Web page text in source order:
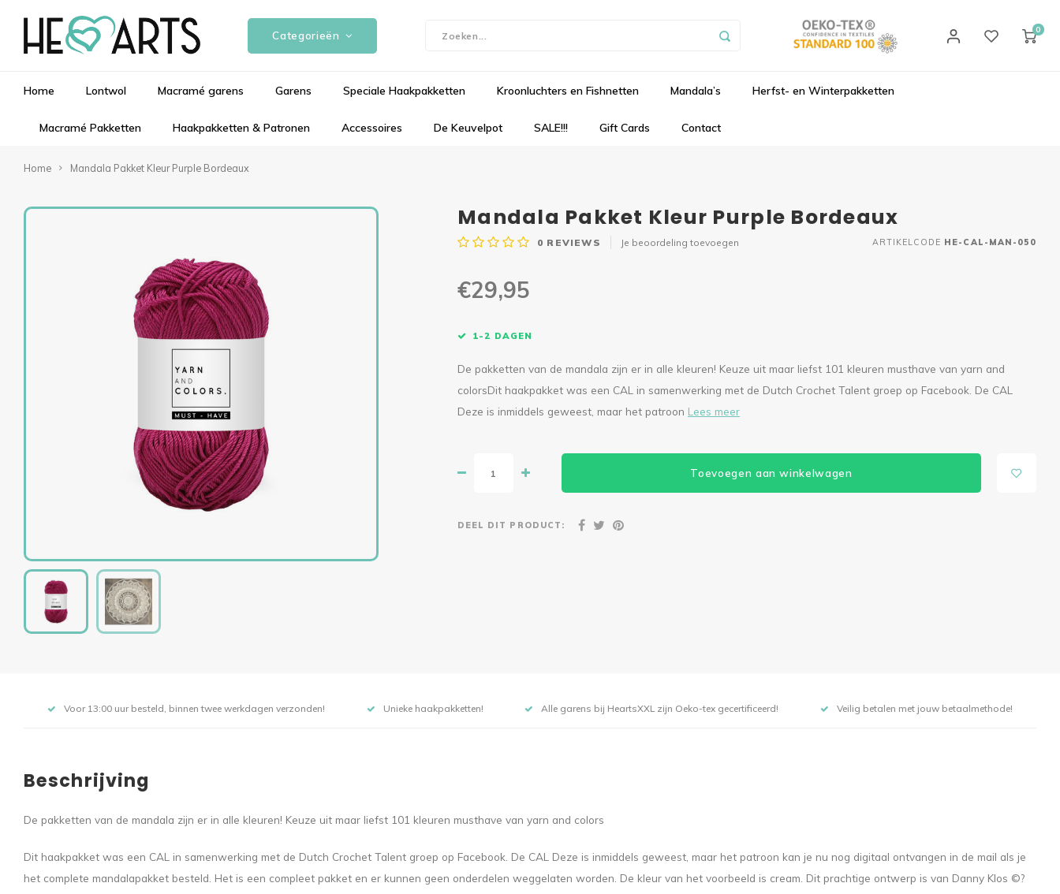
Categorieën 0
Home Lontwol Macramé garens Garens Speciale Haakpakketten Kroonluchters en Fishnetten Mandala’s Herfst- en Winterpakketten
Macramé Pakketten Haakpakketten & Patronen Accessoires De Keuvelpot SALE!!! Gift Cards Contact
Home Mandala Pakket Kleur Purple Bordeaux
Mandala Pakket Kleur Purple Bordeaux
0 REVIEWS Je beoordeling toevoegen ARTIKELCODE HE-CAL-MAN-050
€29,95
1-2 DAGEN
De pakketten van de mandala zijn er in alle kleuren! Keuze uit maar liefst 101 kleuren musthave van yarn and
colorsDit haakpakket was een CAL in samenwerking met de Dutch Crochet Talent groep op Facebook. De CAL
Deze is inmiddels geweest, maar het patroon Lees meer
Toevoegen aan winkelwagen
DEEL DIT PRODUCT:
Voor 13:00 uur besteld, binnen twee werkdagen verzonden! Unieke haakpakketten! Alle garens bij HeartsXXL zijn Oeko-tex gecertificeerd! Veilig betalen met jouw betaalmethode!
Beschrijving
De pakketten van de mandala zijn er in alle kleuren! Keuze uit maar liefst 101 kleuren musthave van yarn and colors
Dit haakpakket was een CAL in samenwerking met de Dutch Crochet Talent groep op Facebook. De CAL Deze is inmiddels geweest, maar het patroon kan je nu nog digitaal ontvangen in de mail als je
het complete mandalapakket besteld. Het is een compleet pakket en er kunnen geen onderdelen weggelaten worden. De kleur van het voorbeeld is cream. Dit prachtige ontwerp is van Danny Klos ©?